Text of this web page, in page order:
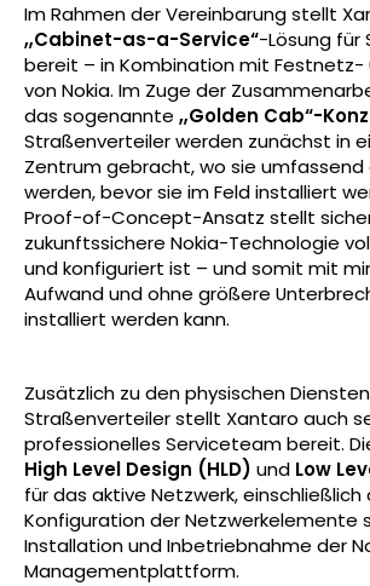
Im Rahmen der Vereinbarung stellt
„Cabinet-as-a-Service“-Lösung für
bereit – in Kombination mit Festnetz-
von Nokia. Im Zuge der
das sogenannte „Golden Cab“-
Straßenverteiler werden zunächst in
Zentrum gebracht, wo sie
werden, bevor sie im Feld installiert
Proof-of-Concept-Ansatz stellt
zukunftssichere Nokia-Technologie
und konfiguriert ist – und somit mit
Aufwand und ohne größere
installiert werden kann.
Zusätzlich zu den physischen
Straßenverteiler stellt Xantaro auch
professionelles Serviceteam bereit.
High Level Design (HLD) und Low
für das aktive Netzwerk, einschließlich
Konfiguration der Netzwerkelemente
Installation und Inbetriebnahme der
Managementplattform.